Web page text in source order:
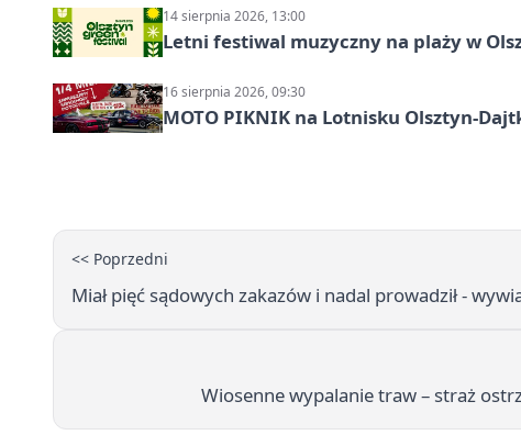
14 sierpnia 2026, 13:00
Letni festiwal muzyczny na plaży w
16 sierpnia 2026, 09:30
MOTO PIKNIK na Lotnisku Olsztyn-
<< Poprzedni
Miał pięć sądowych zakazów i nadal prowadził -
Wiosenne wypalanie traw – straż